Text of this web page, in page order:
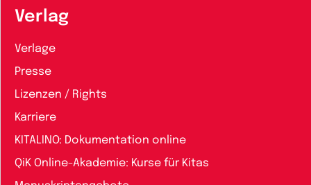
Verlag
Verlage
Presse
Lizenzen / Rights
Karriere
KITALINO: Dokumentation online
QiK Online-Akademie: Kurse für Kitas